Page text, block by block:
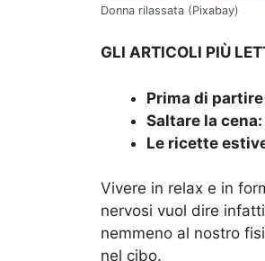
Donna rilassata (Pixabay)
GLI ARTICOLI PIÙ
Prima di
Saltare la
Le ricette
Vivere in relax e in
nervosi vuol dire
nemmeno al nostro
nel cibo.